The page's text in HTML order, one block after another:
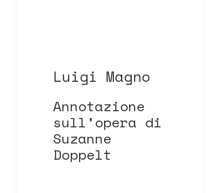
Luigi Magno
Annotazione
sull’opera di
Suzanne
Doppelt